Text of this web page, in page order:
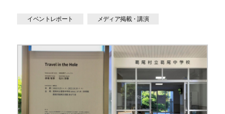
イベントレポート メディア掲載・講演